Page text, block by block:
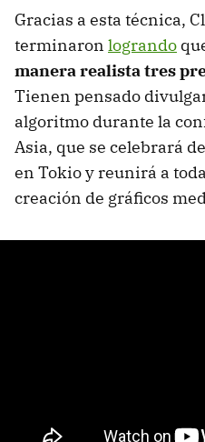
Gracias a esta técnica,
terminaron logrando
manera realista tres
Tienen pensado
algoritmo durante la
Asia, que se celebrará
en Tokio y reunirá a
creación de gráficos